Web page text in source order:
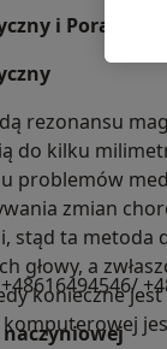
i Poradnia
rezonansu
do kilku
problemów
zmian
stąd ta
głowy, a
konieczne
+48616494546/